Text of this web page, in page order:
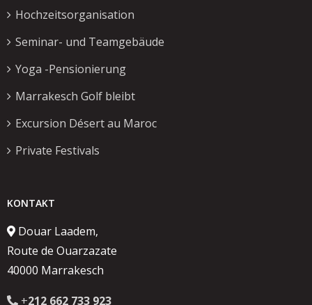
Hochzeitsorganisation
Seminar- und Teamgebäude
Yoga -Pensionierung
Marrakesch Golf bleibt
Excursion Désert au Maroc
Private Festivals
KONTAKT
Douar Laadem,
Route de Ouarzazate
40000 Marrakesch
+212 662 733 923